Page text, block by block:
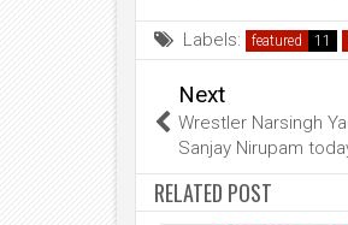
Labels: featured
Next
Wrestler Narsingh
Sanjay Nirupam
RELATED POST